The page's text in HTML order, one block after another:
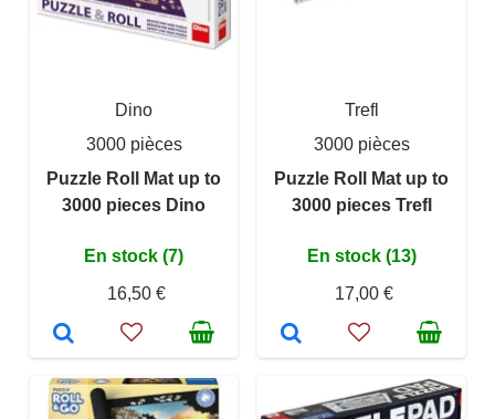
Dino
3000 pièces
Puzzle Roll Mat up to
3000 pieces Dino
En stock (7)
16,50 €
Trefl
3000 pièces
Puzzle Roll Mat up to
3000 pieces Trefl
En stock (13)
17,00 €